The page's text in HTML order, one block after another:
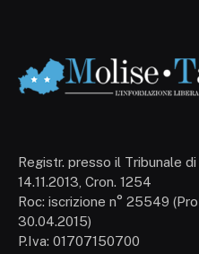
Registr. presso il Tribunale
14.11.2013, Cron. 1254
Roc: iscrizione n° 25549
30.04.2015)
P.Iva: 01707150700